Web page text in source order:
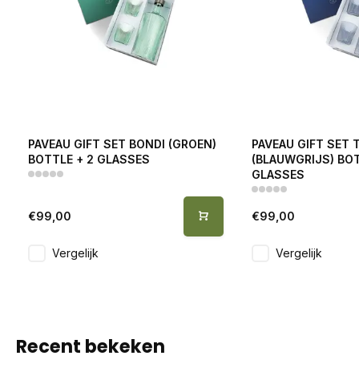
PAVEAU GIFT SET BONDI (GROEN)
BOTTLE + 2 GLASSES
€99,00
Vergelijk
PAVEAU GIFT SET
(BLAUWGRIJS)
GLASSES
€99,00
Vergelijk
Recent bekeken